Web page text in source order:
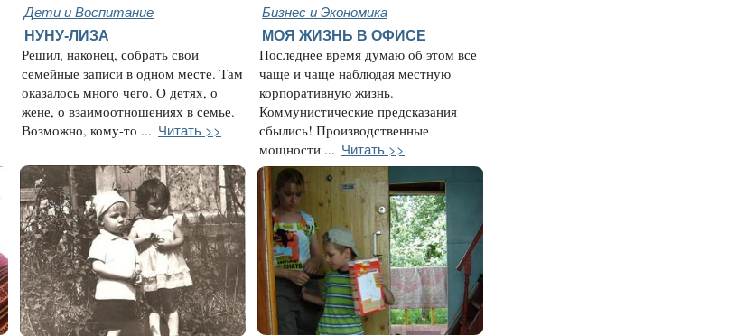
Дети и Воспитание Бизнес и Экономика
НУНУ-ЛИЗА
Решил, наконец, собрать свои
семейные записи в одном месте. Там
оказалось много чего. О детях, о
жене, о взаимоотношениях в семье.
Возможно, кому-то ... Читать >>
МОЯ ЖИЗНЬ В ОФИСЕ
Последнее время думаю об этом все
чаще и чаще наблюдая местную
корпоративную жизнь.
Коммунистические предсказания
сбылись! Производственные
мощности ... Читать >>